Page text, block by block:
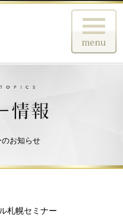
お知らせ
札幌セミナー